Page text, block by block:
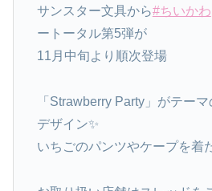
サンスター文具から#ちいかわ
ートータル第5弾が
11月中旬より順次登場
「Strawberry Party」がテー
デザイン✨
いちごのパンツやケープを着